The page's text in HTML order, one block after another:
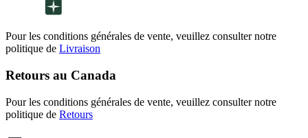
Pour les conditions générales de vente, veuillez consulter notre
politique de Livraison
Retours au Canada
Pour les conditions générales de vente, veuillez consulter notre
politique de Retours